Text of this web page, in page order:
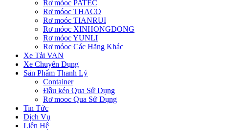
Rơ móoc PATEC
Rơ móoc THACO
Rơ moóc TIANRUI
Rơ móoc XINHONGDONG
Rơ móoc YUNLI
Rơ móoc Các Hãng Khác
Xe Tải VAN
Xe Chuyên Dụng
Sản Phẩm Thanh Lý
Container
Đầu kéo Qua Sử Dụng
Rơ mooc Qua Sử Dụng
Tin Tức
Dịch Vụ
Liên Hệ